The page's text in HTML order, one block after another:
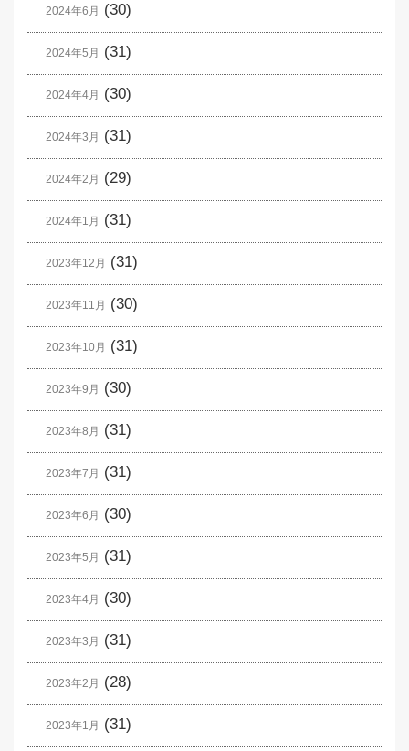
2024年6月 (30)
2024年5月 (31)
2024年4月 (30)
2024年3月 (31)
2024年2月 (29)
2024年1月 (31)
2023年12月 (31)
2023年11月 (30)
2023年10月 (31)
2023年9月 (30)
2023年8月 (31)
2023年7月 (31)
2023年6月 (30)
2023年5月 (31)
2023年4月 (30)
2023年3月 (31)
2023年2月 (28)
2023年1月 (31)